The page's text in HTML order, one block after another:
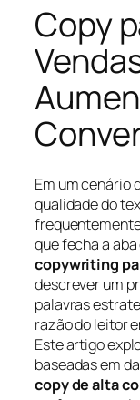
Copy
Em um cenário
qualidade do
que fecha a
copywriting
descrever um
palavras
razão do leitor
Este artigo
baseadas em
copy de alta